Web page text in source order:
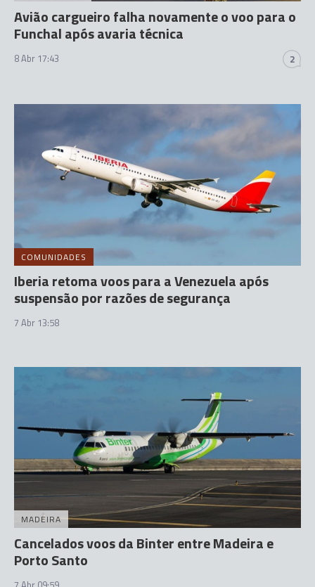
Avião cargueiro falha novamente o voo para o
Funchal após avaria técnica
8 Abr 17:43 2
COMUNIDADES
Iberia retoma voos para a Venezuela após
suspensão por razões de segurança
7 Abr 13:58
MADEIRA
Cancelados voos da Binter entre Madeira e
Porto Santo